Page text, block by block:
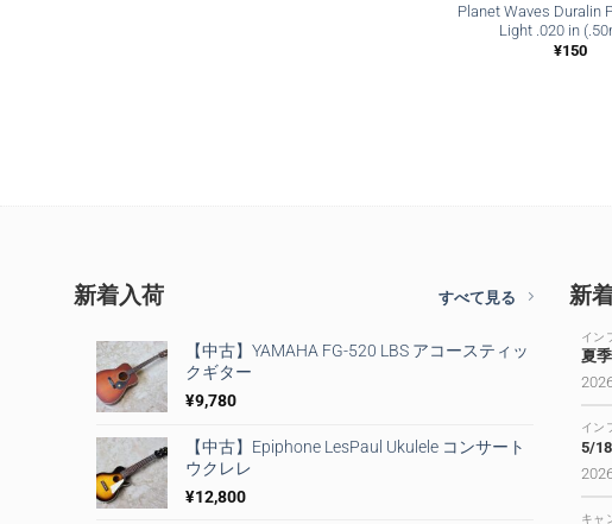
Planet Waves Duralin
Light .020 in
¥150
新着入荷 すべて見る
【中古】YAMAHA FG-520 LBS アコースティッ
クギター
¥9,780
【中古】Epiphone LesPaul Ukulele コンサート
ウクレレ
¥12,800
新
イン
夏
イン
5/
キャ